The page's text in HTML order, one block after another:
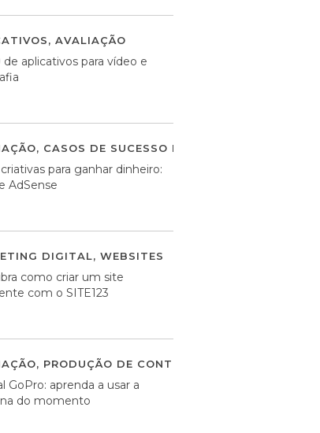
, AVALIAÇÃO
de aplicativos para vídeo e
, CASOS DE SUCESSO DE ESTRATÉGIA DIGITAL
para ganhar dinheiro:
AdSense
DIGITAL, WEBSITES
como criar um site
com o SITE123
, PRODUÇÃO DE CONTEÚDOS MULTIMÉDIA
GoPro: aprenda a usar a
do momento